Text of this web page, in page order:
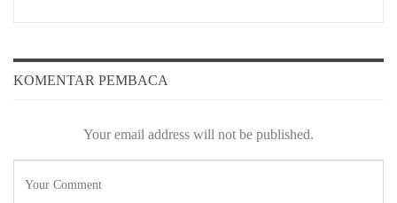
KOMENTAR PEMBACA
Your email address will not be published.